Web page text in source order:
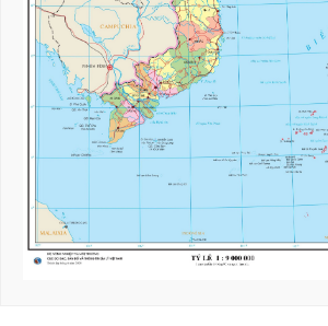
Tổng Bí thư, Chủ tịch nước tiếp
Chỉ huy Thái Bình Dương Hoa
Nỗ lực để biến cơ hội bên
nguồn lực phát triển
Tổng Bí thư, Chủ tịch nước Tô
Việt Nam - Malaysia ngày